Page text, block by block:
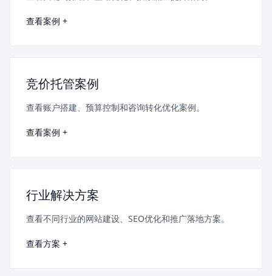
查看案例 +
竞价托管案例
查看账户搭建、预算控制和咨询转化优化案例。
查看案例 +
行业解决方案
查看不同行业的网站建设、SEO优化和推广落地方案。
查看方案 +